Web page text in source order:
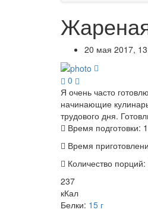
20 мая 2017,
0
Я очень часто
начинающие
трудового дня.
Время подготовки:
Время
Количество порций:
237
кКал
Белки: 15 г